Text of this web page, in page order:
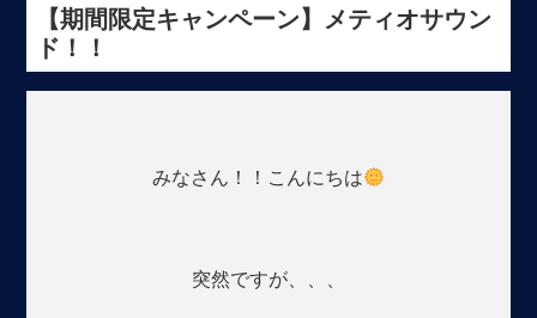
【期間限定キャンペーン】メティオサウン
ド！！
みなさん！！こんにちは
突然ですが、、、